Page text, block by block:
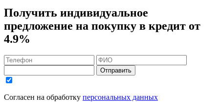
Получить индивидуальное
предложение на покупку в кредит от
4.9%
Отправить
Согласен на обработку персональных данных